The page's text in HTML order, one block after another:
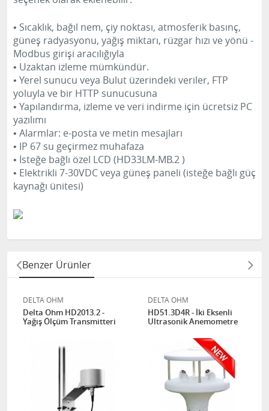
• Sıcaklık, bağıl nem, çiy noktası, atmosferik basınç,
güneş radyasyonu, yağış miktarı, rüzgar hızı ve yönü -
Modbus girişi aracılığıyla
• Uzaktan izleme mümkündür.
• Yerel sunucu veya Bulut üzerindeki veriler, FTP
yoluyla ve bir HTTP sunucusuna
• Yapılandırma, izleme ve veri indirme için ücretsiz PC
yazılımı
• Alarmlar: e-posta ve metin mesajları
• IP 67 su geçirmez muhafaza
• İsteğe bağlı özel LCD (HD33LM-MB.2 )
• Elektrikli 7-30VDC veya güneş paneli (isteğe bağlı güç
kaynağı ünitesi)
Benzer Ürünler
DELTA OHM
Delta Ohm HD2013.2 -
Yağış Ölçüm Transmitteri
DELTA OHM
HD51.3D4R - İki Eksenli
Ultrasonik Anemometre